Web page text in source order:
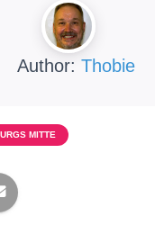
Author: Thobie
MITTE